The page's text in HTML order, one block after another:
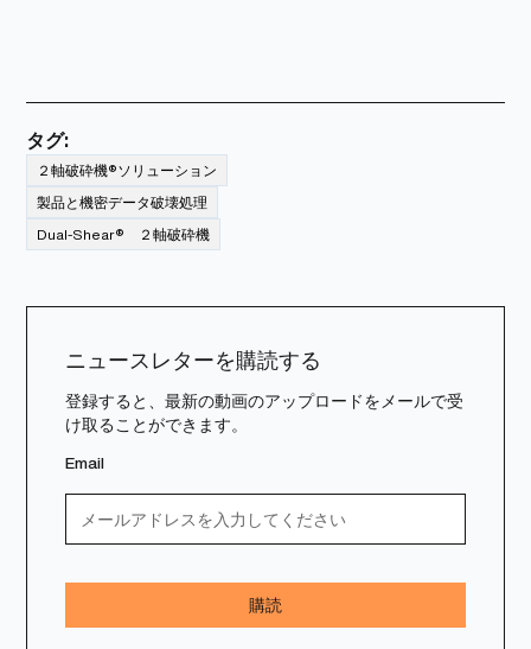
タグ:
２軸破砕機®ソリューション
製品と機密データ破壊処理
Dual-Shear® ２軸破砕機
ニュースレターを購読する
登録すると、最新の動画のアップロードをメールで受
け取ることができます。
Email